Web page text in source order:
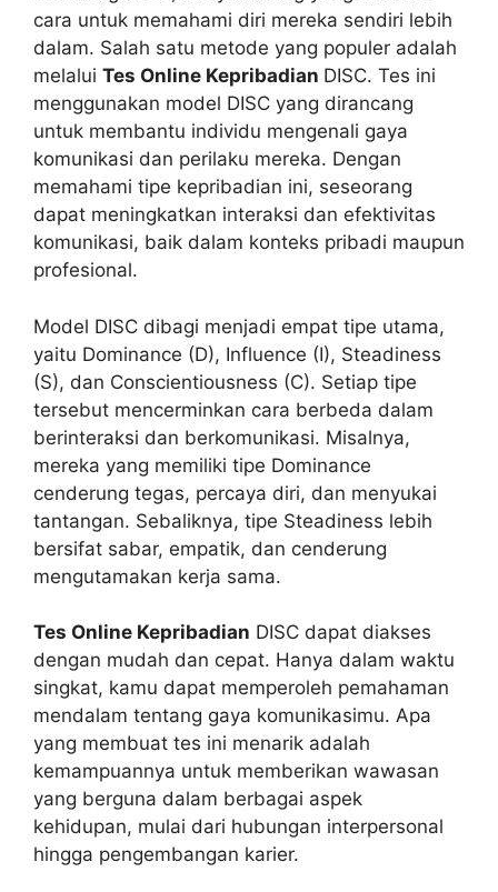
cara untuk memahami diri mereka sendiri lebih
dalam. Salah satu metode yang populer adalah
melalui Tes Online Kepribadian DISC. Tes ini
menggunakan model DISC yang dirancang
untuk membantu individu mengenali gaya
komunikasi dan perilaku mereka. Dengan
memahami tipe kepribadian ini, seseorang
dapat meningkatkan interaksi dan efektivitas
komunikasi, baik dalam konteks pribadi maupun
profesional.
Model DISC dibagi menjadi empat tipe utama,
yaitu Dominance (D), Influence (I), Steadiness
(S), dan Conscientiousness (C). Setiap tipe
tersebut mencerminkan cara berbeda dalam
berinteraksi dan berkomunikasi. Misalnya,
mereka yang memiliki tipe Dominance
cenderung tegas, percaya diri, dan menyukai
tantangan. Sebaliknya, tipe Steadiness lebih
bersifat sabar, empatik, dan cenderung
mengutamakan kerja sama.
Tes Online Kepribadian DISC dapat diakses
dengan mudah dan cepat. Hanya dalam waktu
singkat, kamu dapat memperoleh pemahaman
mendalam tentang gaya komunikasimu. Apa
yang membuat tes ini menarik adalah
kemampuannya untuk memberikan wawasan
yang berguna dalam berbagai aspek
kehidupan, mulai dari hubungan interpersonal
hingga pengembangan karier.